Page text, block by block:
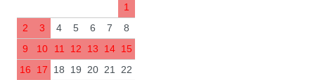
1
2
3 4 5 6 7
8
9
10 11 12 13 14 15
16
17 18 19 20 21 22